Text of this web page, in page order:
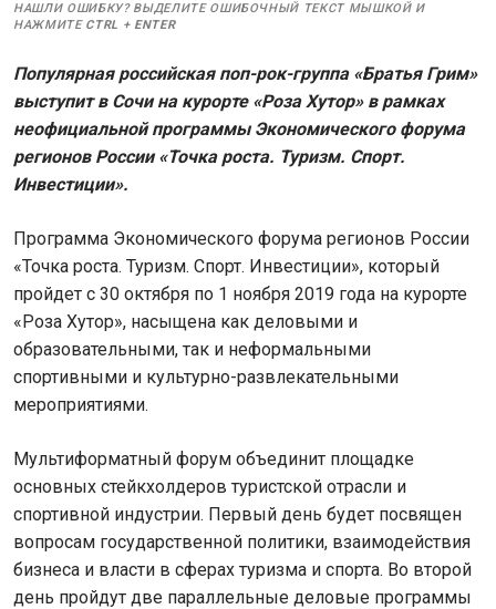
НАШЛИ ОШИБКУ? ВЫДЕЛИТЕ ОШИБОЧНЫЙ ТЕКСТ МЫШКОЙ И
НАЖМИТЕ CTRL + ENTER
Популярная российская поп-рок-группа «Братья Грим»
выступит в Сочи на курорте «Роза Хутор» в рамках
неофициальной программы Экономического форума
регионов России «Точка роста. Туризм. Спорт.
Инвестиции».
Программа Экономического форума регионов России
«Точка роста. Туризм. Спорт. Инвестиции», который
пройдет с 30 октября по 1 ноября 2019 года на курорте
«Роза Хутор», насыщена как деловыми и
образовательными, так и неформальными
спортивными и культурно-развлекательными
мероприятиями.
Мультиформатный форум объединит площадке
основных стейкхолдеров туристской отрасли и
спортивной индустрии. Первый день будет посвящен
вопросам государственной политики, взаимодействия
бизнеса и власти в сферах туризма и спорта. Во второй
день пройдут две параллельные деловые программы